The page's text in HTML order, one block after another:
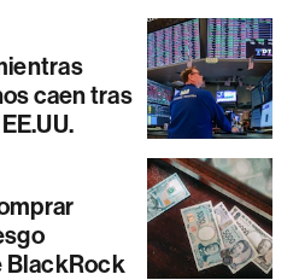
caen tras
BlackRock